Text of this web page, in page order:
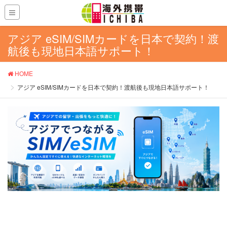
アジア eSIM/SIMカードを日本で契約！渡
航後も現地日本語サポート！
HOME
アジア eSIM/SIMカードを日本で契約！渡航後も現地日本語サポート！